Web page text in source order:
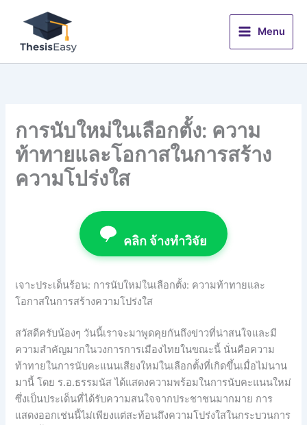
content
Menu
การนับใหม่ในเลือกตั้ง: ความ
ท้าทายและโอกาสในการสร้าง
ความโปร่งใส
คลิก จ้างทำวิจัย
เจาะประเด็นร้อน: การนับใหม่ในเลือกตั้ง: ความท้าทายและ
โอกาสในการสร้างความโปร่งใส
สวัสดีครับน้องๆ วันนี้เราจะมาพูดคุยกันถึงข่าวที่น่าสนใจและมี
ความสำคัญมากในวงการการเมืองไทยในขณะนี้ นั่นคือความ
ท้าทายในการนับคะแนนเสียงใหม่ในเลือกตั้งที่เกิดขึ้นเมื่อไม่นาน
มานี้ โดย ร.อ.ธรรมนัส ได้แสดงความพร้อมในการนับคะแนนใหม่
ซึ่งเป็นประเด็นที่ได้รับความสนใจจากประชาชนมากมาย การ
แสดงออกเช่นนี้ไม่เพียงแต่สะท้อนถึงความโปร่งใสในกระบวนการ